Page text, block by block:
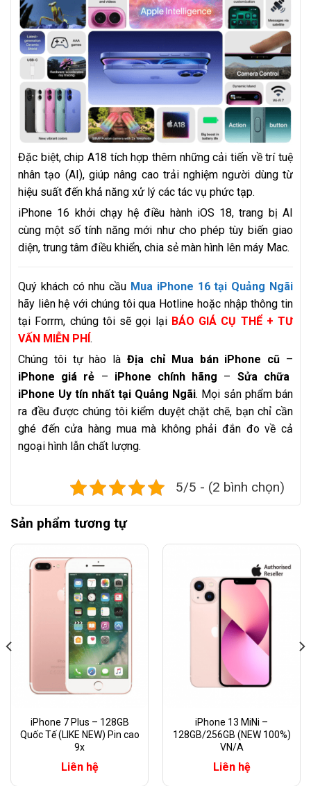
Đặc biệt, chip A18 tích hợp thêm những cải tiến về trí tuệ
nhân tạo (AI), giúp nâng cao trải nghiệm người dùng từ
hiệu suất đến khả năng xử lý các tác vụ phức tạp.
iPhone 16 khởi chạy hệ điều hành iOS 18, trang bị AI
cùng một số tính năng mới như cho phép tùy biến giao
diện, trung tâm điều khiển, chia sẻ màn hình lên máy Mac.
Quý khách có nhu cầu Mua iPhone 16 tại Quảng Ngãi
hãy liên hệ với chúng tôi qua Hotline hoặc nhập thông tin
tại Forrm, chúng tôi sẽ gọi lại BÁO GIÁ CỤ THỂ + TƯ
VẤN MIỄN PHÍ .
Chúng tôi tự hào làĐịa chỉ Mua bán iPhone cũ –
iPhone giá rẻ – iPhone chính hãng – Sửa chữa
iPhone Uy tín nhất tại Quảng Ngãi. Mọi sản phẩm bán
ra đều được chúng tôi kiểm duyệt chặt chẽ, bạn chỉ cần
ghé đến cửa hàng mua mà không phải đắn đo về cả
ngoại hình lẫn chất lượng.
5/5 - (2 bình chọn)
Sản phẩm tương tự
iPhone 7 Plus – 128GB
Quốc Tế (LIKE NEW) Pin cao
9x
Liên hệ
iPhone 13 MiNi –
128GB/256GB (NEW 100%)
VN/A
Liên hệ